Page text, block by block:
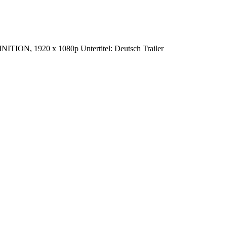
1920 x 1080p Untertitel: Deutsch Trailer